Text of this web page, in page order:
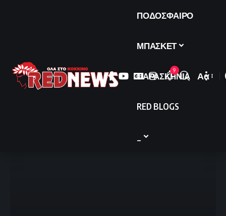
ΠΟΔΟΣΦΑΙΡΟ
ΜΠΑΣΚΕΤ
ΠΑΡΑΣΚΗΝΙΑ
RED BLOGS
9
Font
Αα